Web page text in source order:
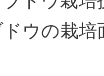
ドウの栽